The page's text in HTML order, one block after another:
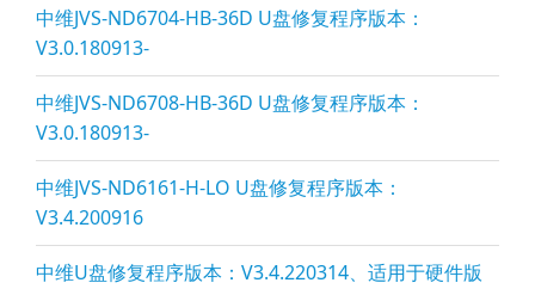
中维JVS-ND6704-HB-36D U盘修复程序版本：
V3.0.180913-
中维JVS-ND6708-HB-36D U盘修复程序版本：
V3.0.180913-
中维JVS-ND6161-H-LO U盘修复程序版本：
V3.4.200916
中维U盘修复程序版本：V3.4.220314、适用于硬件版